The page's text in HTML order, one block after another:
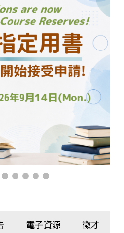
電子資源 徵才